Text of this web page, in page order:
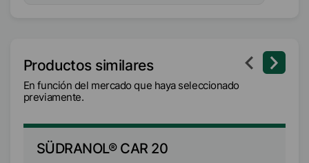
Productos similares
En función del mercado que haya seleccionado
previamente.
SÜDRANOL® CAR 20